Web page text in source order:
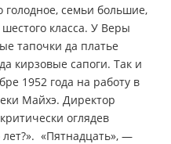
семьи большие,
класса. У Веры
тапочки да платье
кирзовые сапоги. Так и
1952 года на работу в
Майхэ. Директор
оглядев
лет?». «Пятнадцать», —